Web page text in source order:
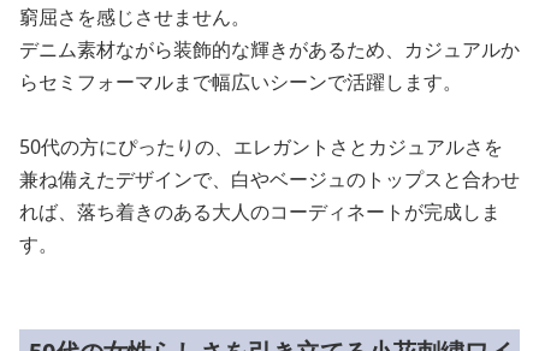
窮屈さを感じさせません。
デニム素材ながら装飾的な輝きがあるため、カジュアルか
らセミフォーマルまで幅広いシーンで活躍します。
50代の方にぴったりの、エレガントさとカジュアルさを
兼ね備えたデザインで、白やベージュのトップスと合わせ
れば、落ち着きのある大人のコーディネートが完成しま
す。